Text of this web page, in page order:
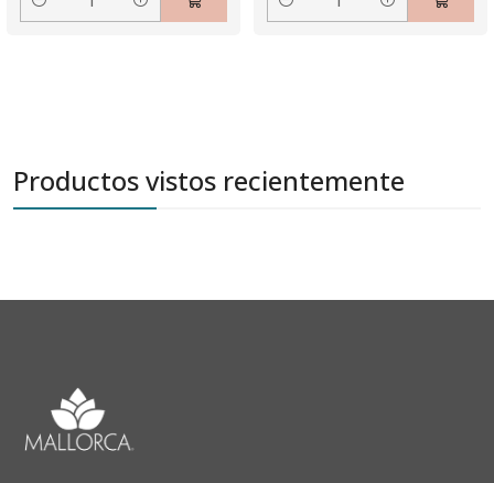
Cantidad Cantidad
Productos vistos recientemente